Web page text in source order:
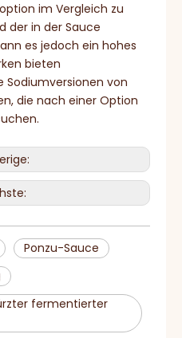
im Vergleich zu
der in der Sauce
es jedoch ein hohes
bieten
Sodiumversionen von
die nach einer Option
Ponzu-Sauce
fermentierter